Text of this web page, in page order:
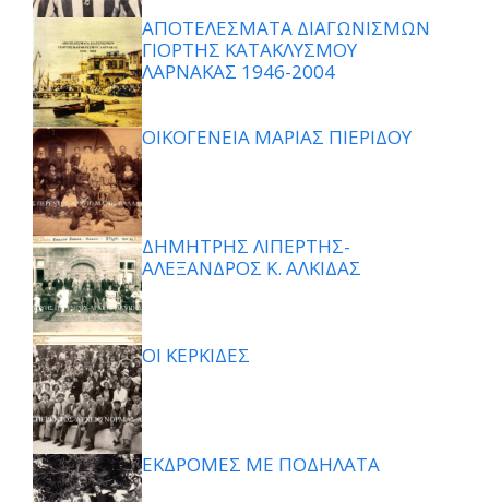
ΑΠΟΤΕΛΕΣΜΑΤΑ ΔΙΑΓΩΝΙΣΜΩΝ
ΓΙΟΡΤΗΣ ΚΑΤΑΚΛΥΣΜΟΥ
ΛΑΡΝΑΚΑΣ 1946-2004
ΟΙΚΟΓΕΝΕΙΑ ΜΑΡΙΑΣ ΠΙΕΡΙΔΟΥ
ΔΗΜΗΤΡΗΣ ΛΙΠΕΡΤΗΣ-
ΑΛΕΞΑΝΔΡΟΣ Κ. ΑΛΚΙΔΑΣ
ΟΙ ΚΕΡΚΙΔΕΣ
ΕΚΔΡΟΜΕΣ ΜΕ ΠΟΔΗΛΑΤΑ